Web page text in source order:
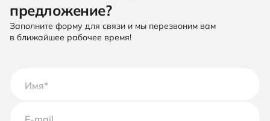
предложение?
Заполните форму для связи и мы перезвоним вам
в ближайшее рабочее время!